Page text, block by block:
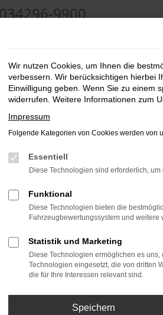
9900
Wir nutzen Cookies, um Ihnen die
verbessern. Wir berücksichtigen hierbei
Einwilligung geben. Wenn Sie zu einem
widerrufen. Weitere Informationen zum
Impressum
Folgende Kategorien von Cookies werden von
Essentiell
Diese Technologien sind erforderlich,
Funktional
Diese Technologien bieten die
Fahrzeugbewertungssystem und weitere
Statistik und Marketing
Diese Technologien ermöglichen es
Technologien eingesetzt, die von dritten
die für Ihre Interessen relevant sind.
Speichern